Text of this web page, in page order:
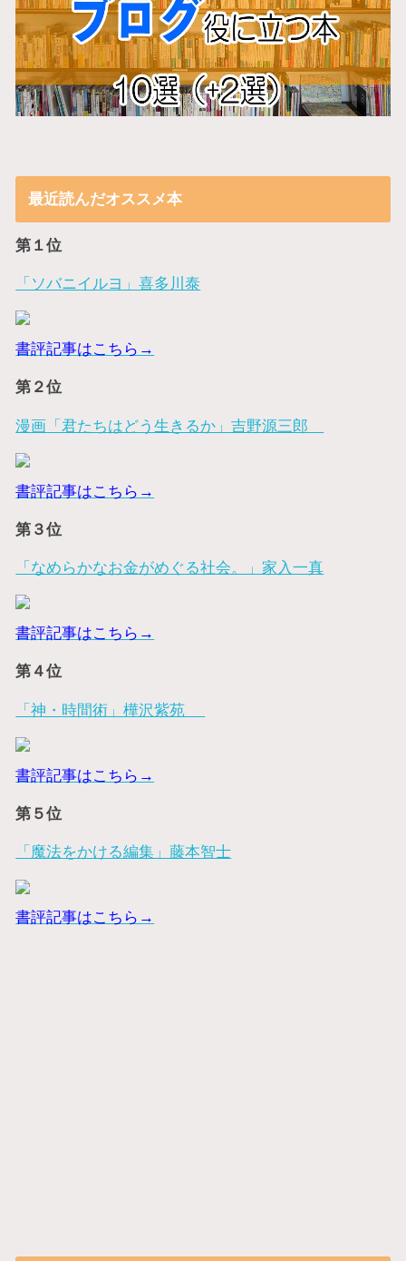
最近読んだオススメ本
第１位
「ソバニイルヨ」喜多川泰
書評記事はこちら→
第２位
漫画「君たちはどう生きるか」吉野源三郎
書評記事はこちら→
第３位
「なめらかなお金がめぐる社会。」家入一真
書評記事はこちら→
第４位
「神・時間術」樺沢紫苑
書評記事はこちら→
第５位
「魔法をかける編集」藤本智士
書評記事はこちら→